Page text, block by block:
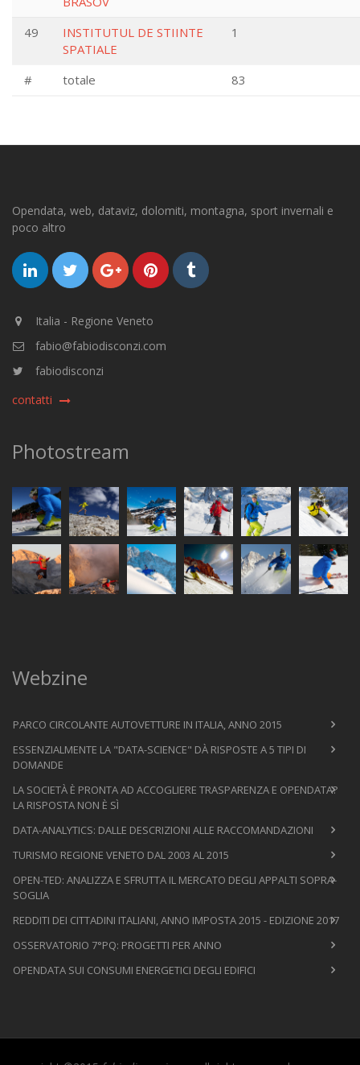
49
INSTITUTUL DE STIINTE
SPATIALE
1
# totale 83
Opendata, web, dataviz, dolomiti, montagna, sport invernali e
poco altro
Italia - Regione Veneto
fabio@fabiodisconzi.com
fabiodisconzi
contatti
Photostream
Webzine
PARCO CIRCOLANTE AUTOVETTURE IN ITALIA, ANNO 2015
ESSENZIALMENTE LA "DATA-SCIENCE" DÀ RISPOSTE A 5 TIPI DI
DOMANDE
LA SOCIETÀ È PRONTA AD ACCOGLIERE TRASPARENZA E OPENDATA?
LA RISPOSTA NON È SÌ
DATA-ANALYTICS: DALLE DESCRIZIONI ALLE RACCOMANDAZIONI
TURISMO REGIONE VENETO DAL 2003 AL 2015
OPEN-TED: ANALIZZA E SFRUTTA IL MERCATO DEGLI APPALTI SOPRA-
SOGLIA
REDDITI DEI CITTADINI ITALIANI, ANNO IMPOSTA 2015 - EDIZIONE 2017
OSSERVATORIO 7°PQ: PROGETTI PER ANNO
OPENDATA SUI CONSUMI ENERGETICI DEGLI EDIFICI